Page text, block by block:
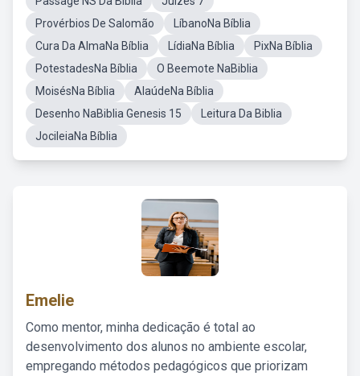
Provérbios De Salomão
LíbanoNa Bíblia
Cura Da AlmaNa Bíblia
LídiaNa Bíblia
PixNa Bíblia
PotestadesNa Bíblia
O Beemote NaBiblia
MoisésNa Bíblia
AlaúdeNa Bíblia
Desenho NaBiblia Genesis 15
Leitura Da Biblia
JocileiaNa Bíblia
Emelie
Como mentor, minha dedicação é total ao
desenvolvimento dos alunos no ambiente escolar,
empregando métodos pedagógicos que priorizam